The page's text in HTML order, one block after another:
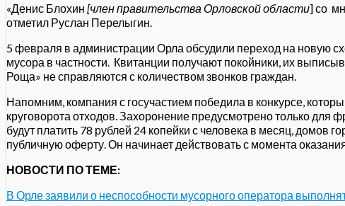
«Денис Блохин [член правительства Орловской области] со
отметил Руслан Перелыгин.
5 февраля в администрации Орла обсудили переход на новую
мусора в частности. Квитанции получают покойники, их
Роща» не справляются с количеством звонков граждан.
Напомним, компания с госучастием победила в конкурсе,
круговорота отходов. Захоронение предусмотрено только
будут платить 78 рублей 24 копейки с человека в месяц, домов
публичную оферту. Он начинает действовать с момента оказания
НОВОСТИ ПО ТЕМЕ:
В Орле заявили о неспособности мусорного оператора